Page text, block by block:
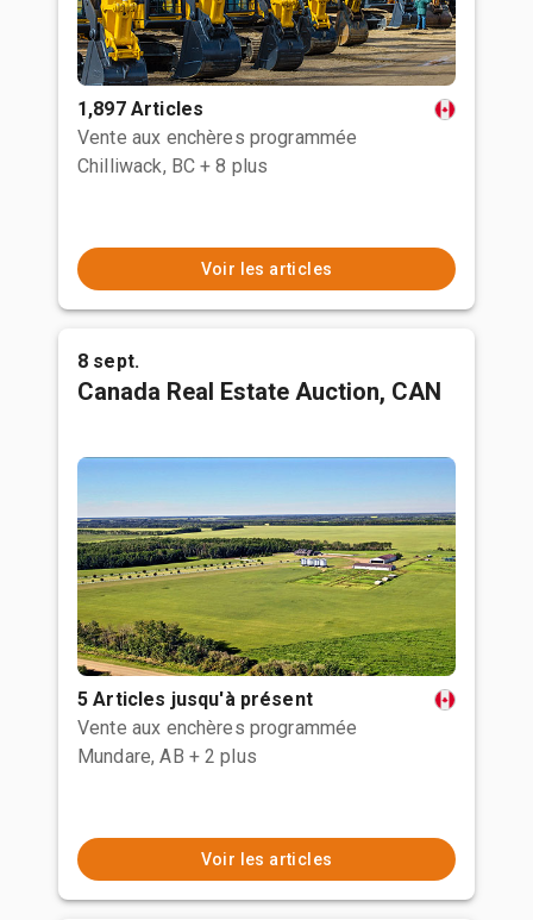
1,897 Articles
Vente aux enchères programmée
Chilliwack, BC + 8 plus
Voir les articles
8 sept.
Canada Real Estate Auction, CAN
5 Articles jusqu'à présent
Vente aux enchères programmée
Mundare, AB + 2 plus
Voir les articles